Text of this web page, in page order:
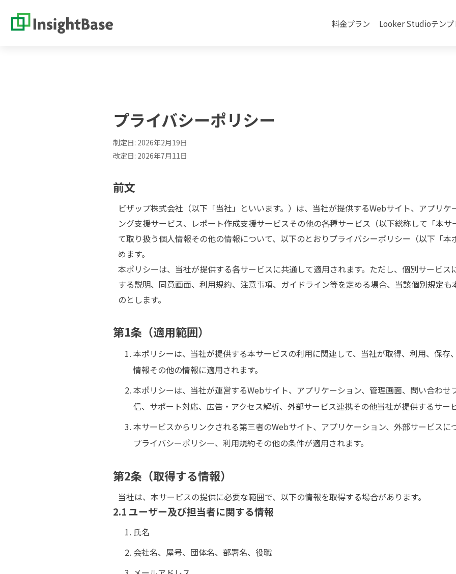
料金プラン Looker Studioテンプ
プライバシーポリシー
制定日: 2026年2月19日
改定日: 2026年7月11日
前文
ビザップ株式会社（以下「当社」といいます。）は、当社が提供するWebサイト、アプリケ
ング支援サービス、レポート作成支援サービスその他の各種サービス（以下総称して「本
て取り扱う個人情報その他の情報について、以下のとおりプライバシーポリシー（以下「本
めます。
本ポリシーは、当社が提供する各サービスに共通して適用されます。ただし、個別サービス
する説明、同意画面、利用規約、注意事項、ガイドライン等を定める場合、当該個別規定
のとします。
第1条（適用範囲）
本ポリシーは、当社が提供する本サービスの利用に関連して、当社が取得、利用、保存
情報その他の情報に適用されます。
本ポリシーは、当社が運営するWebサイト、アプリケーション、管理画面、問い合わせ
信、サポート対応、広告・アクセス解析、外部サービス連携その他当社が提供するサー
本サービスからリンクされる第三者のWebサイト、アプリケーション、外部サービスに
プライバシーポリシー、利用規約その他の条件が適用されます。
第2条（取得する情報）
当社は、本サービスの提供に必要な範囲で、以下の情報を取得する場合があります。
2.1 ユーザー及び担当者に関する情報
氏名
会社名、屋号、団体名、部署名、役職